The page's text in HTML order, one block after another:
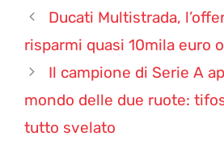
Ducati Multistrada,
risparmi quasi 10mila euro
Il campione di Serie A
mondo delle due ruote:
tutto svelato